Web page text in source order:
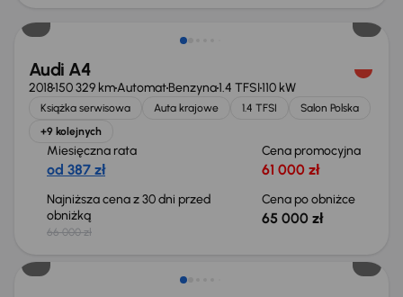
Audi A4
2018150 329 kmAutomatBenzyna1.4 TFSI110 kW
Książka serwisowa Auta krajowe 1.4 TFSI
Salon Polska
+9 kolejnych
Miesięczna rata
od 387 zł
Cena promocyjna
61 000 zł
Najniższa cena z 30 dni przed
obniżką
66 000 zł
Cena po obniżce
65 000 zł